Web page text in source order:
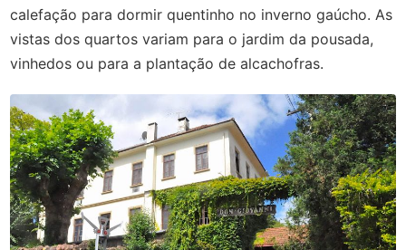
calefação para dormir quentinho no inverno gaúcho. As
vistas dos quartos variam para o jardim da pousada,
vinhedos ou para a plantação de alcachofras.